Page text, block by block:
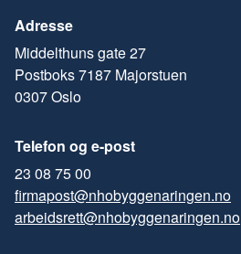
Adresse
Middelthuns gate 27
Postboks 7187 Majorstuen
0307 Oslo
Telefon og e-post
23 08 75 00
firmapost@nhobyggenaringen.no
arbeidsrett@nhobyggenaringen.no